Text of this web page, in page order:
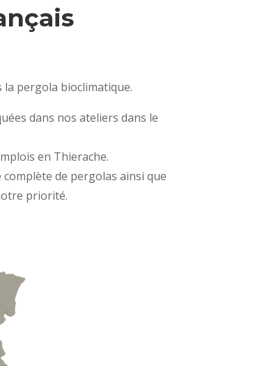
la pergola bioclimatique.
dans nos ateliers dans le
en Thierache.
de pergolas ainsi que
priorité.